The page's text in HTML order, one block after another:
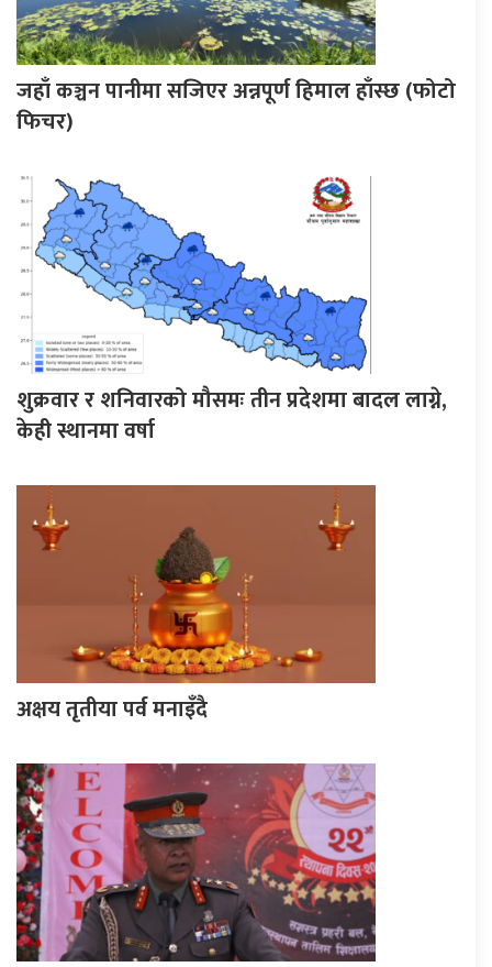
जहाँ कञ्चन पानीमा सजिएर अन्नपूर्ण हिमाल हाँस्छ (फोटो
फिचर)
शुक्रवार र शनिवारको मौसमः तीन प्रदेशमा बादल लाग्ने,
केही स्थानमा वर्षा
अक्षय तृतीया पर्व मनाइँदै